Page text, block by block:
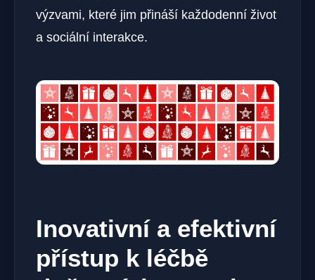
výzvami, které jim přináší každodenní život
a sociální interakce.
Inovativní a efektivní
přístup k léčbě